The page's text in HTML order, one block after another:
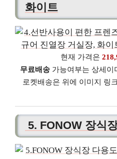
화이트
현재 가격은
무료배송가능여부는 상세이
로켓배송은 위에 이미지 링
5. FONOW 장식